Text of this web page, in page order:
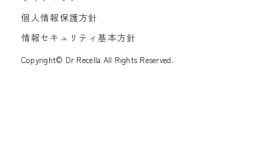
個人情報保護方針
情報セキュリティ基本方針
Copyright© Dr Recella All Rights Reserved.